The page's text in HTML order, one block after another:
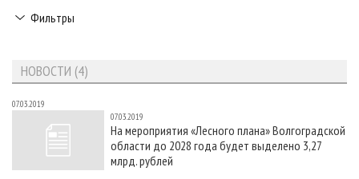
ДЕРЕВООБРАБОТКА
СУШКА ДРЕВЕСИНЫ
ПРОИЗВОДСТВО ДРЕВЕСНЫХ ПЛИТ
ДЕРЕВЯННОЕ ДОМОСТРОЕНИЕ
НОВОСТИ ЖУРНАЛА
НОВОСТИ КОМПАНИЙ
ПРОЕКТЫ ЛПИ
ПРЕДПРИЯТИЯ ЛПК
ЛЕСНЫЕ РЕГИОНЫ РОССИИ
ПЕРСОНЫ
МОБИЛЬНЫЕ ВЫСТАВКИ
ОФИЦИАЛЬНЫЕ ДЕЛЕГАЦИИ
АРХИВ ЖУРНАЛОВ
СТАТЬИ
О ЖУРНАЛЕ
ПОДПИСКА
РЕКЛАМА НА САЙТЕ
Фильтры
НОВОСТИ (4)
07.03.2019
07.03.2019
На мероприятия «Лесного плана» Волгоградской
области до 2028 года будет выделено 3,27
млрд. рублей